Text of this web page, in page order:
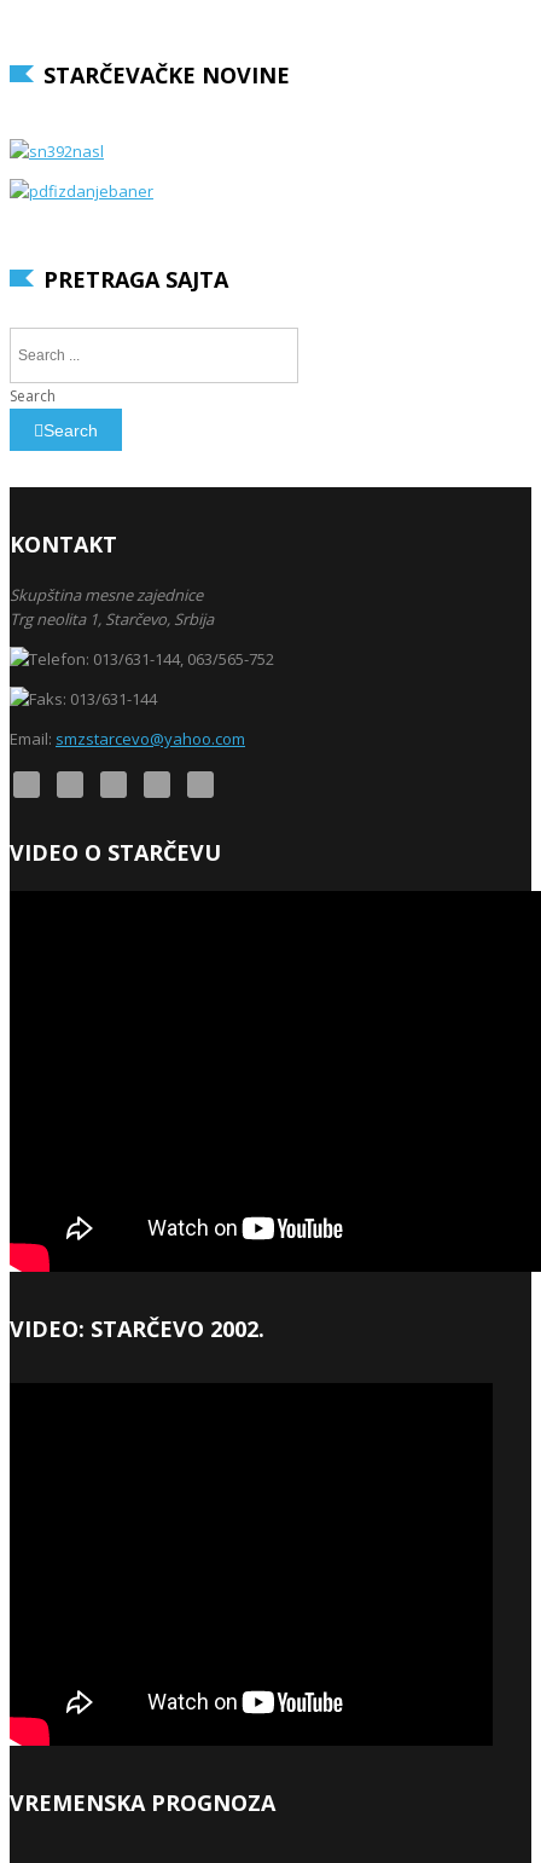
STARČEVAČKE NOVINE
PRETRAGA SAJTA
Search
Search
KONTAKT
Skupština mesne zajednice
Trg neolita 1, Starčevo, Srbija
013/631-144, 063/565-752
013/631-144
Email: smzstarcevo@yahoo.com
VIDEO O STARČEVU
VIDEO: STARČEVO 2002.
VREMENSKA PROGNOZA